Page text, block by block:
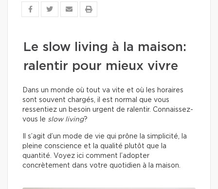
Le slow living à la maison:
ralentir pour mieux vivre
Dans un monde où tout va vite et où les horaires
sont souvent chargés, il est normal que vous
ressentiez un besoin urgent de ralentir. Connaissez-
vous le slow living?
Il s’agit d’un mode de vie qui prône la simplicité, la
pleine conscience et la qualité plutôt que la
quantité. Voyez ici comment l’adopter
concrètement dans votre quotidien à la maison.